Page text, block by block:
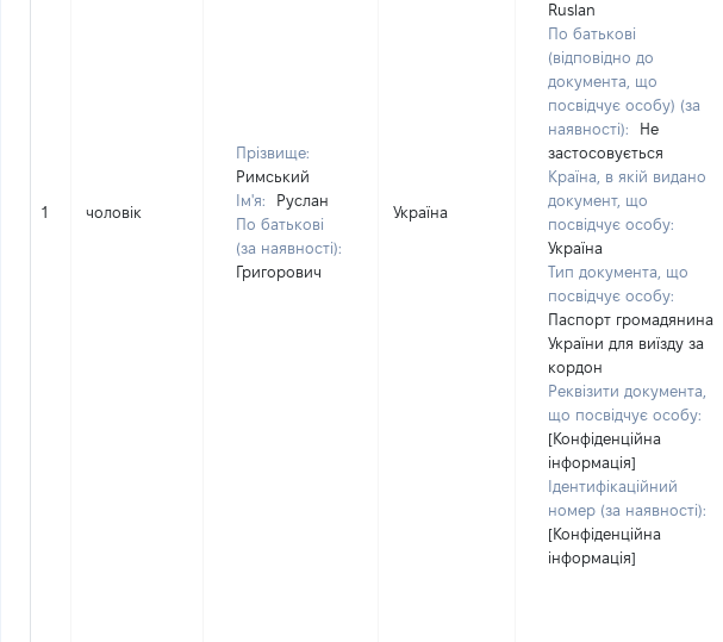
1 чоловік
Прізвище:
Римський
Ім'я:
Руслан
По батькові
(за наявності):
Григорович
Україна
Ruslan
По батькові
(відповідно до
документа, що
посвідчує особу) (за
наявності):
Не
застосовується
Країна, в якій видано
документ, що
посвідчує особу:
Україна
Тип документа, що
посвідчує особу:
Паспорт громадянина
України для виїзду за
кордон
Реквізити документа,
що посвідчує особу:
[Конфіденційна
інформація]
Ідентифікаційний
номер (за наявності):
[Конфіденційна
інформація]